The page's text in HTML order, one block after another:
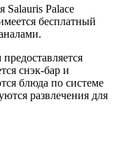
Salauris Palace
бесплатный
снэк-бар и
блюда по системе
развлечения для